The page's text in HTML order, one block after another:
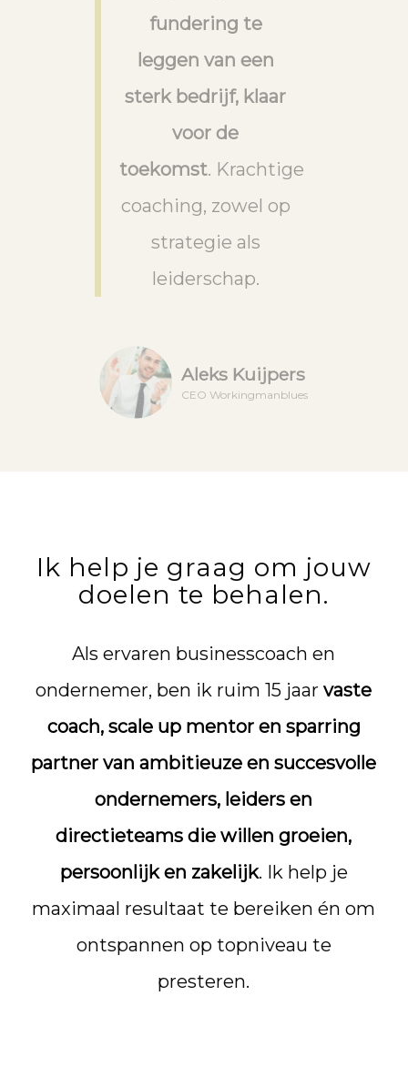
fundering te
leggen van een
sterk bedrijf, klaar
voor de
toekomst. Krachtige
coaching, zowel op
strategie als
leiderschap.
Aleks Kuijpers
CEO Workingmanblues
Ik help je graag om jouw
doelen te behalen.
Als ervaren businesscoach en
ondernemer, ben ik ruim 15 jaarvaste
coach, scale up mentor en sparring
partner van ambitieuze en succesvolle
ondernemers, leiders en
directieteams die willen groeien,
persoonlijk en zakelijk. Ik help je
maximaal resultaat te bereiken én om
ontspannen op topniveau te
presteren.